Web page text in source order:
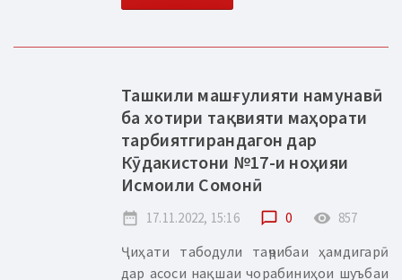
Ташкили машғулияти намунавӣ
ба хотири тақвияти маҳорати
тарбиятгирандагон дар
Кӯдакистони №17-и ноҳияи
Исмоили Сомонӣ
date_range 17.11.2022, 15:16 chat_bubble_outline 0 remove_red_eye 857
Ҷиҳати табодули таҷрибаи ҳамдигарӣ
дар асоси нақшаи чорабиниҳои шуъбаи